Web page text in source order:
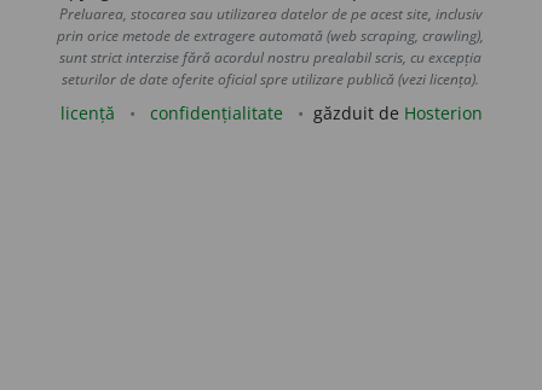
Preluarea, stocarea sau utilizarea datelor de pe acest site, inclusiv
prin orice metode de extragere automată (web scraping, crawling),
sunt strict interzise fără acordul nostru prealabil scris, cu excepția
seturilor de date oferite oficial spre utilizare publică (vezi licența).
licență confidențialitate găzduit de Hosterion